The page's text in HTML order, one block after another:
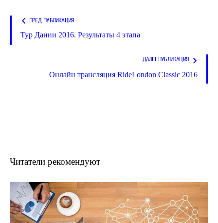
ПРЕД. ПУБЛИКАЦИЯ
Тур Дании 2016. Результаты 4 этапа
ДАЛЕЕ ПУБЛИКАЦИЯ
Онлайн трансляция RideLondon Classic 2016
Читатели рекомендуют